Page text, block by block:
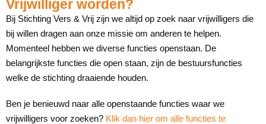
Vrijwilliger worden?
Bij Stichting Vers & Vrij zijn we altijd op zoek naar vrijwilligers die
bij willen dragen aan onze missie om anderen te helpen.
Momenteel hebben we diverse functies openstaan. De
belangrijkste functies die open staan, zijn de bestuursfuncties
welke de stichting draaiende houden.
Ben je benieuwd naar alle openstaande functies waar we
vrijwilligers voor zoeken? Klik dan hier om alle functies te